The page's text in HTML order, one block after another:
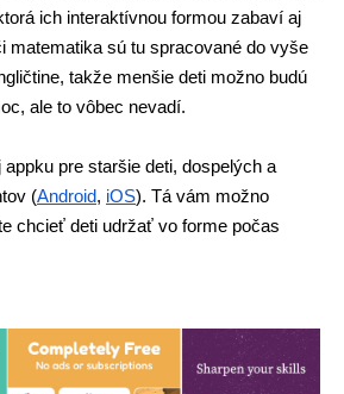
ich interaktívnou formou zabaví aj
matematika sú tu spracované do vyše
takže menšie deti možno budú
ale to vôbec nevadí.
appku pre staršie deti, dospelých a
(Android, iOS). Tá vám možno
chcieť deti udržať vo forme počas